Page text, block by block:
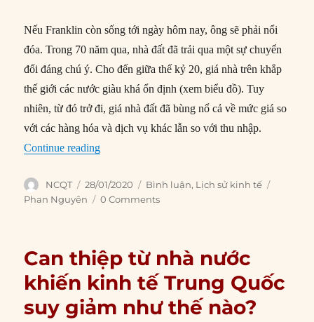
Nếu Franklin còn sống tới ngày hôm nay, ông sẽ phải nổi
đóa. Trong 70 năm qua, nhà đất đã trải qua một sự chuyển
đổi đáng chú ý. Cho đến giữa thế kỷ 20, giá nhà trên khắp
thế giới các nước giàu khá ổn định (xem biểu đồ). Tuy
nhiên, từ đó trở đi, giá nhà đất đã bùng nổ cả về mức giá so
với các hàng hóa và dịch vụ khác lẫn so với thu nhập.
Continue reading“Nhà đất trở thành lớp tài sản lớn nhất thế giới
Author
NCQT
Posted
on
28/01/2020 Categories
Bình luận, Lịch sử kinh tế
Phan Nguyên
0 Comments
Can thiệp từ nhà nước
khiến kinh tế Trung Quốc
suy giảm như thế nào?